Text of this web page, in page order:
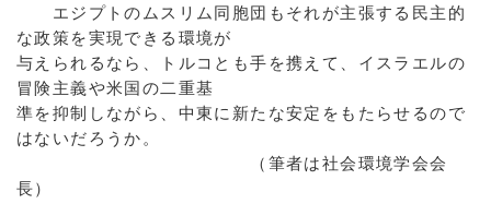
エジプトのムスリム同胞団もそれが主張する民主的
な政策を実現できる環境が
与えられるなら、トルコとも手を携えて、イスラエルの
冒険主義や米国の二重基
準を抑制しながら、中東に新たな安定をもたらせるので
はないだろうか。
（筆者は社会環境学会会
長）